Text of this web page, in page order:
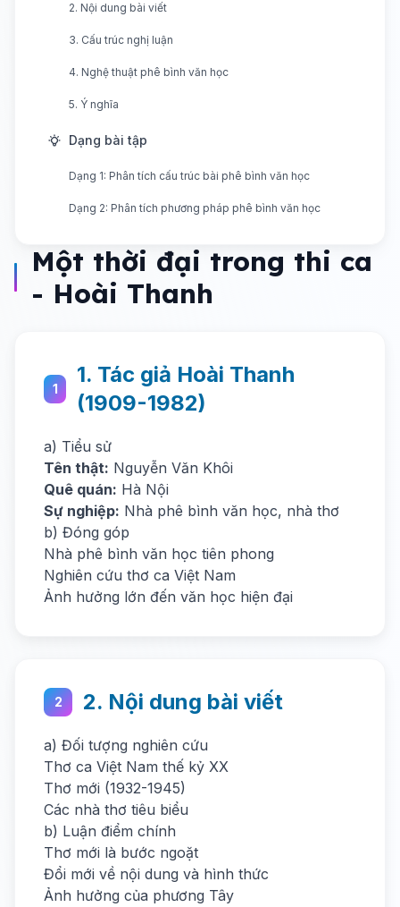
2. Nội dung bài viết
3. Cấu trúc nghị luận
4. Nghệ thuật phê bình văn học
5. Ý nghĩa
Dạng bài tập
Dạng 1: Phân tích cấu trúc bài phê bình văn học
Dạng 2: Phân tích phương pháp phê bình văn học
Một thời đại trong thi ca
- Hoài Thanh
1
1. Tác giả Hoài Thanh
(1909-1982)
a) Tiểu sử
Tên thật: Nguyễn Văn Khôi
Quê quán: Hà Nội
Sự nghiệp: Nhà phê bình văn học, nhà thơ
b) Đóng góp
Nhà phê bình văn học tiên phong
Nghiên cứu thơ ca Việt Nam
Ảnh hưởng lớn đến văn học hiện đại
2 2. Nội dung bài viết
a) Đối tượng nghiên cứu
Thơ ca Việt Nam thế kỷ XX
Thơ mới (1932-1945)
Các nhà thơ tiêu biểu
b) Luận điểm chính
Thơ mới là bước ngoặt
Đổi mới về nội dung và hình thức
Ảnh hưởng của phương Tây